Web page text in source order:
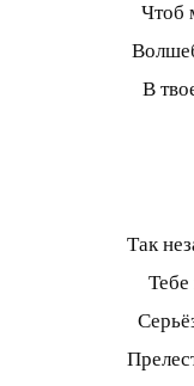
Чтоб
В
Так
Тебе